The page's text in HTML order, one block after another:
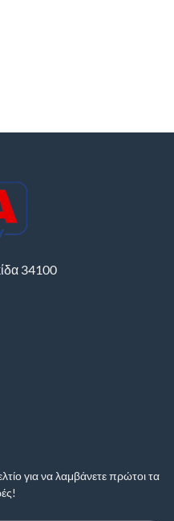
34100
για να λαμβάνετε πρώτοι τα